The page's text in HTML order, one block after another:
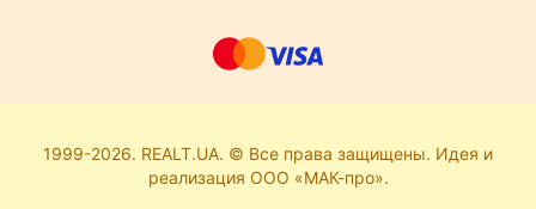
1999-2026. REALT.UA. © Все права защищены. Идея и
реализация ООО «МАК-про».